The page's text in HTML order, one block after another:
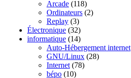
Arcade (118)
Ordinateurs (2)
Replay (3)
Électronique (32)
informatique (14)
Auto-Hébergement internet
GNU/Linux (28)
Internet (78)
bépo (10)